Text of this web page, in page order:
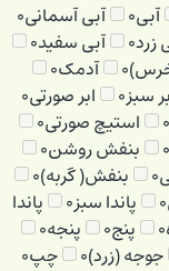
آبی۰ آبی آسمانی۰
زرد۰ آبی سفید۰
۰ آدمک۰
سبز۰ ابر صورتی۰
۰ استیچ صورتی۰
۰ بنفش روشن۰
۰ بنفش( گربه)۰
۰ پاندا سبز۰
پاندا
۰ پنج۰ پنجه۰
جوجه (زرد)۰ چپ۰